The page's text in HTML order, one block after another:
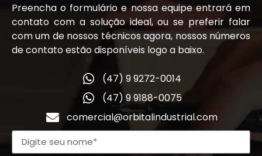
Preencha o formulário e nossa equipe entrará em
contato com a solução ideal, ou se preferir falar
com um de nossos técnicos agora, nossos números
de contato estão disponíveis logo a baixo.
(47) 9 9272-0014
(47) 9 9188-0075
comercial@orbitalindustrial.com